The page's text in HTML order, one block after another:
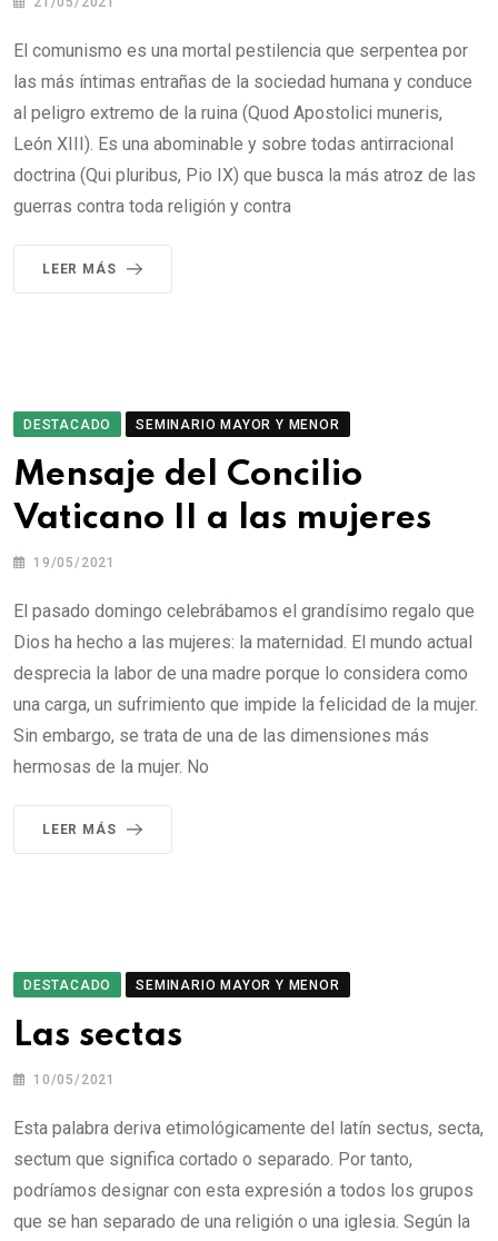
El comunismo es una mortal pestilencia que serpentea por
las más íntimas entrañas de la sociedad humana y conduce
al peligro extremo de la ruina (Quod Apostolici muneris,
León XIII). Es una abominable y sobre todas antirracional
doctrina (Qui pluribus, Pio IX) que busca la más atroz de las
guerras contra toda religión y contra
LEER MÁS
DESTACADO SEMINARIO MAYOR Y MENOR
Mensaje del Concilio
Vaticano II a las mujeres
19/05/2021
El pasado domingo celebrábamos el grandísimo regalo que
Dios ha hecho a las mujeres: la maternidad. El mundo actual
desprecia la labor de una madre porque lo considera como
una carga, un sufrimiento que impide la felicidad de la mujer.
Sin embargo, se trata de una de las dimensiones más
hermosas de la mujer. No
LEER MÁS
DESTACADO SEMINARIO MAYOR Y MENOR
Las sectas
10/05/2021
Esta palabra deriva etimológicamente del latín sectus, secta,
sectum que significa cortado o separado. Por tanto,
podríamos designar con esta expresión a todos los grupos
que se han separado de una religión o una iglesia. Según la